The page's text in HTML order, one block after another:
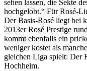
sehen lassen, die Sekte
hochgelobt.“ Für Rosé-
Der Basis-Rosé liegt bei
2013er Rosé Prestige
kommt ebenfalls ein
weniger kostet als
gleichen Liga spielt: Der
Hochheim.